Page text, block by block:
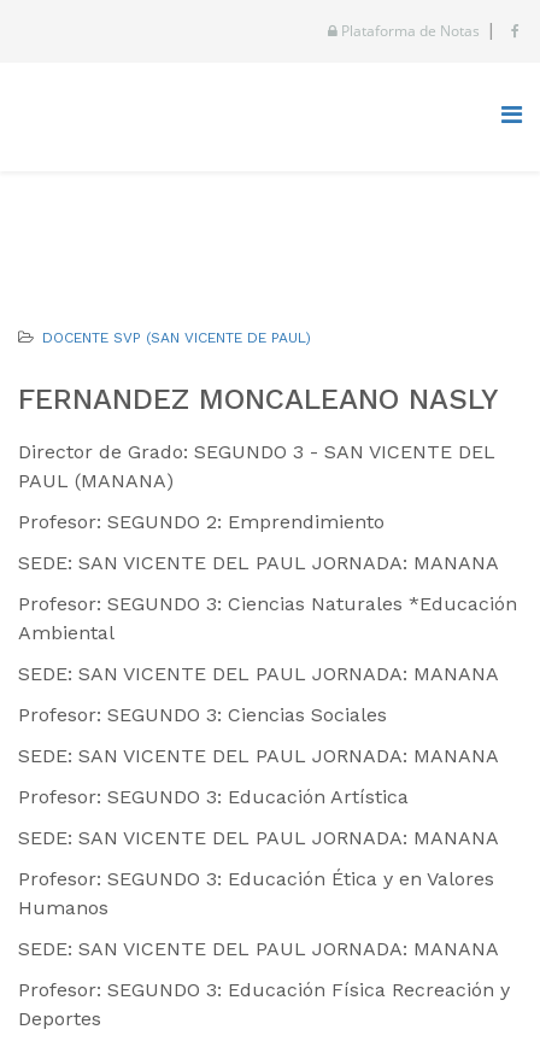
Plataforma de Notas |
DOCENTE SVP (SAN VICENTE DE PAUL)
FERNANDEZ MONCALEANO NASLY
Director de Grado: SEGUNDO 3 - SAN VICENTE DEL
PAUL (MANANA)
Profesor: SEGUNDO 2: Emprendimiento
SEDE: SAN VICENTE DEL PAUL JORNADA: MANANA
Profesor: SEGUNDO 3: Ciencias Naturales *Educación
Ambiental
SEDE: SAN VICENTE DEL PAUL JORNADA: MANANA
Profesor: SEGUNDO 3: Ciencias Sociales
SEDE: SAN VICENTE DEL PAUL JORNADA: MANANA
Profesor: SEGUNDO 3: Educación Artística
SEDE: SAN VICENTE DEL PAUL JORNADA: MANANA
Profesor: SEGUNDO 3: Educación Ética y en Valores
Humanos
SEDE: SAN VICENTE DEL PAUL JORNADA: MANANA
Profesor: SEGUNDO 3: Educación Física Recreación y
Deportes